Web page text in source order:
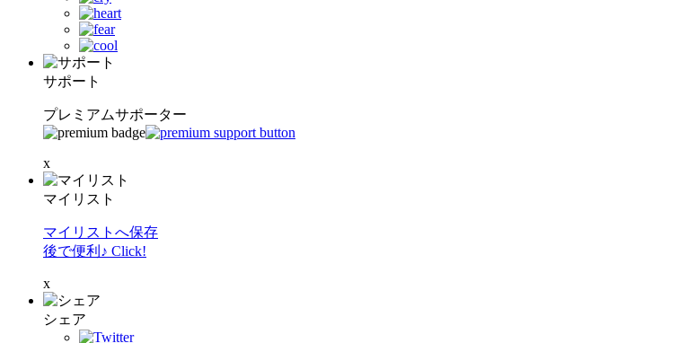
サポート
プレミアムサポーター
x
マイリスト
マイリストへ保存
後で便利♪ Click!
x
シェア